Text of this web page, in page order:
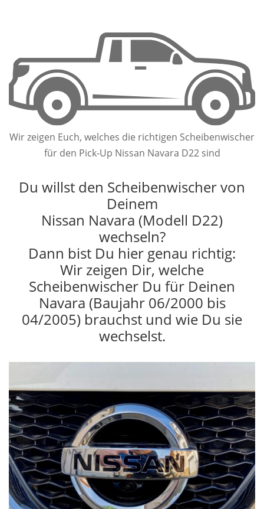
Wir zeigen Euch, welches die richtigen Scheibenwischer
für den Pick-Up Nissan Navara D22 sind
Du willst den Scheibenwischer von
Deinem
Nissan Navara (Modell D22)
wechseln?
Dann bist Du hier genau richtig:
Wir zeigen Dir, welche
Scheibenwischer Du für Deinen
Navara (Baujahr 06/2000 bis
04/2005) brauchst und wie Du sie
wechselst.